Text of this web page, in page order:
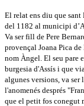
El relat ens diu que
del 1182 al municipi
Va ser fill de Pere
provençal Joana Pica
nom Àngel. El seu pare
burgesia d'Assís i que
algunes versions, va ser
l'anomenés després
que el petit fos conegut